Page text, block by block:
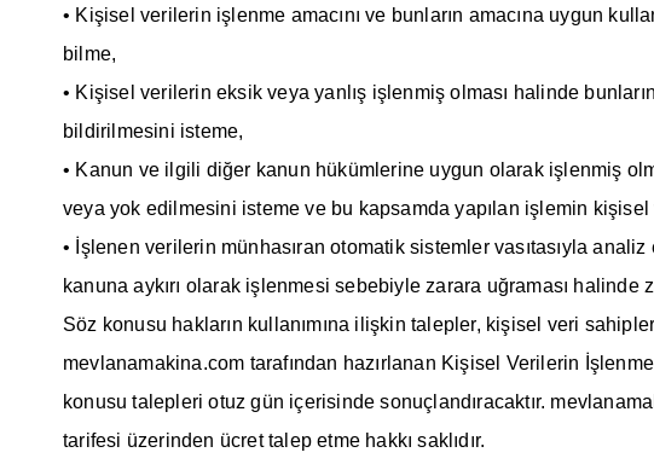
• Kişisel verilerin işlenme amacını ve bunların amacına uygun
bilme,
• Kişisel verilerin eksik veya yanlış işlenmiş olması halinde
bildirilmesini isteme,
• Kanun ve ilgili diğer kanun hükümlerine uygun olarak işlenmiş
veya yok edilmesini isteme ve bu kapsamda yapılan işlemin
• İşlenen verilerin münhasıran otomatik sistemler vasıtasıyla
kanuna aykırı olarak işlenmesi sebebiyle zarara uğraması halinde
Söz konusu hakların kullanımına ilişkin talepler, kişisel veri
mevlanamakina.com tarafından hazırlanan Kişisel Verilerin
konusu talepleri otuz gün içerisinde sonuçlandıracaktır.
tarifesi üzerinden ücret talep etme hakkı saklıdır.